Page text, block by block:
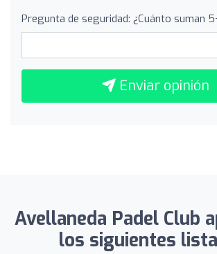
Pregunta de seguridad: ¿Cuánto suman
Enviar opinión
Avellaneda Padel Club
los siguientes